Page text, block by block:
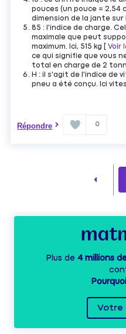
pouces (un pouce = 2,54
dimension de la jante
85 : l'indice de charge.
maximale que peut
maximum. Ici, 515 kg [Voir
ce qui signifie que vous
total en charge de 2
H : il s'agit de l'indice de
pneu a été conçu. Ici
Répondre 0
Plus de 4 millions
Votre